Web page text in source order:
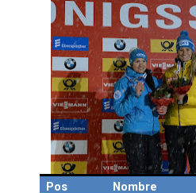
Pos Nombre